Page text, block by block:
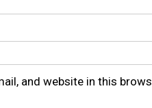
and website in this